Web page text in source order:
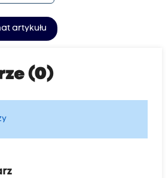
artykułu
(0)